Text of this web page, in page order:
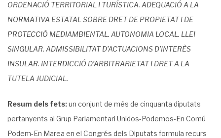
ORDENACIÓ TERRITORIAL I TURÍSTICA. ADEQUACIÓ A LA
NORMATIVA ESTATAL SOBRE DRET DE PROPIETAT I DE
PROTECCIÓ MEDIAMBIENTAL. AUTONOMIA LOCAL. LLEI
SINGULAR. ADMISSIBILITAT D’ACTUACIONS D’INTERÈS
INSULAR. INTERDICCIÓ D’ARBITRARIETAT I DRET A LA
TUTELA JUDICIAL.
Resum dels fets:un conjunt de més de cinquanta diputats
pertanyents al Grup Parlamentari Unidos-Podemos-En Comú
Podem-En Marea en el Congrés dels Diputats formula recurs